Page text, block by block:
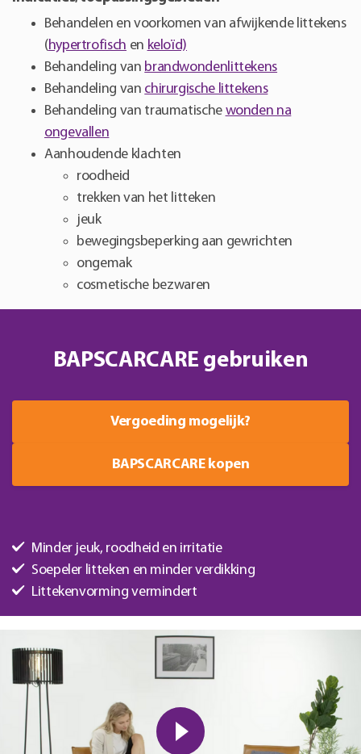
Behandelen en voorkomen van afwijkende littekens
(hypertrofisch en keloïd)
Behandeling van brandwondenlittekens
Behandeling van chirurgische littekens
Behandeling van traumatische wonden na
ongevallen
Aanhoudende klachten
roodheid
trekken van het litteken
jeuk
bewegingsbeperking aan gewrichten
ongemak
cosmetische bezwaren
BAPSCARCARE gebruiken
Vergoeding mogelijk?
BAPSCARCARE kopen
Minder jeuk, roodheid en irritatie
Soepeler litteken en minder verdikking
Littekenvorming vermindert